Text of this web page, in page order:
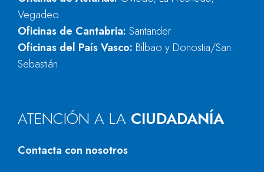
Vegadeo
Oficinas de Cantabria: Santander
Oficinas del País Vasco: Bilbao y Donostia/San
Sebastián
ATENCIÓN A LA CIUDADANÍA
Contacta con nosotros